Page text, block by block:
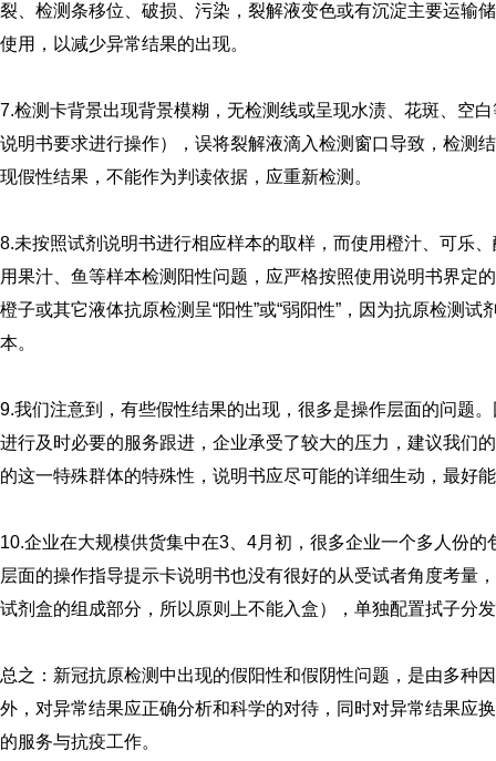
裂、检测条移位、破损、污染，裂解液变色或有沉淀主要运输
使用，以减少异常结果的出现。
7.检测卡背景出现背景模糊，无检测线或呈现水渍、花斑、空
说明书要求进行操作），误将裂解液滴入检测窗口导致，检测
现假性结果，不能作为判读依据，应重新检测。
8.未按照试剂说明书进行相应样本的取样，而使用橙汁、可乐
用果汁、鱼等样本检测阳性问题，应严格按照使用说明书界定
橙子或其它液体抗原检测呈“阳性”或“弱阳性”，因为抗原检测
本。
9.我们注意到，有些假性结果的出现，很多是操作层面的问题
进行及时必要的服务跟进，企业承受了较大的压力，建议我们
的这一特殊群体的特殊性，说明书应尽可能的详细生动，最好
10.企业在大规模供货集中在3、4月初，很多企业一个多人份
层面的操作指导提示卡说明书也没有很好的从受试者角度考量
试剂盒的组成部分，所以原则上不能入盒），单独配置拭子分
总之：新冠抗原检测中出现的假阳性和假阴性问题，是由多种
外，对异常结果应正确分析和科学的对待，同时对异常结果应
的服务与抗疫工作。